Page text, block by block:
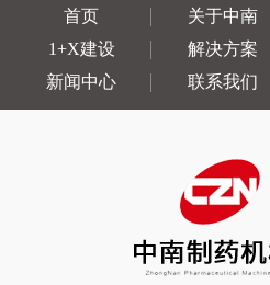
首页 关于中南
1+X建设
解决方案
新闻中心
联系我们